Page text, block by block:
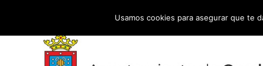
Atención Ciudadana 965 827 000
Usamos cookies para asegurar que te